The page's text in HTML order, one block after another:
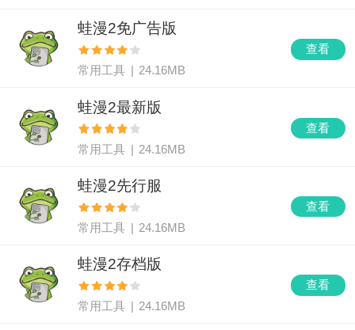
查看
蛙漫2免广告版
常用工具 | 24.16MB
查看
蛙漫2最新版
常用工具 | 24.16MB
查看
蛙漫2先行服
常用工具 | 24.16MB
查看
蛙漫2存档版
常用工具 | 24.16MB